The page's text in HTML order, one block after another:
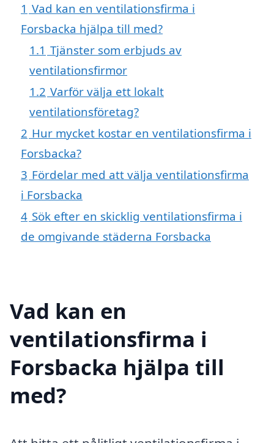
1 Vad kan en ventilationsfirma i
Forsbacka hjälpa till med?
1.1 Tjänster som erbjuds av
ventilationsfirmor
1.2 Varför välja ett lokalt
ventilationsföretag?
2 Hur mycket kostar en ventilationsfirma i
Forsbacka?
3 Fördelar med att välja ventilationsfirma
i Forsbacka
4 Sök efter en skicklig ventilationsfirma i
de omgivande städerna Forsbacka
Vad kan en
ventilationsfirma i
Forsbacka hjälpa till
med?